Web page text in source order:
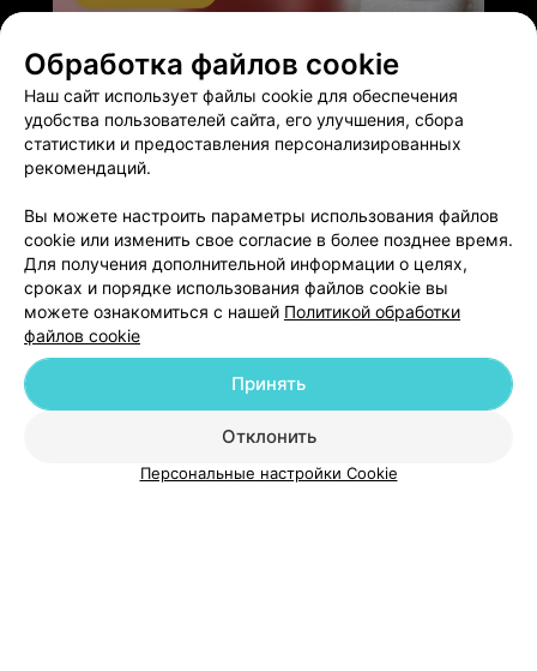
Добавить специалиста
О проекте Новости проекта
Размещение рекламы
Медицинский маркетинг
Публичный договор
Пользовательское соглашение
Способы оплаты
Обработка файлов cookie
Наш сайт использует файлы cookie для обеспечения
удобства пользователей сайта, его улучшения, сбора
статистики и предоставления персонализированных
рекомендаций.
Вы можете настроить параметры использования файлов
cookie или изменить свое согласие в более позднее время.
Для получения дополнительной информации о целях,
сроках и порядке использования файлов cookie вы
можете ознакомиться с нашей Политикой обработки
файлов cookie
Отклонить
Принять
Персональные настройки Cookie